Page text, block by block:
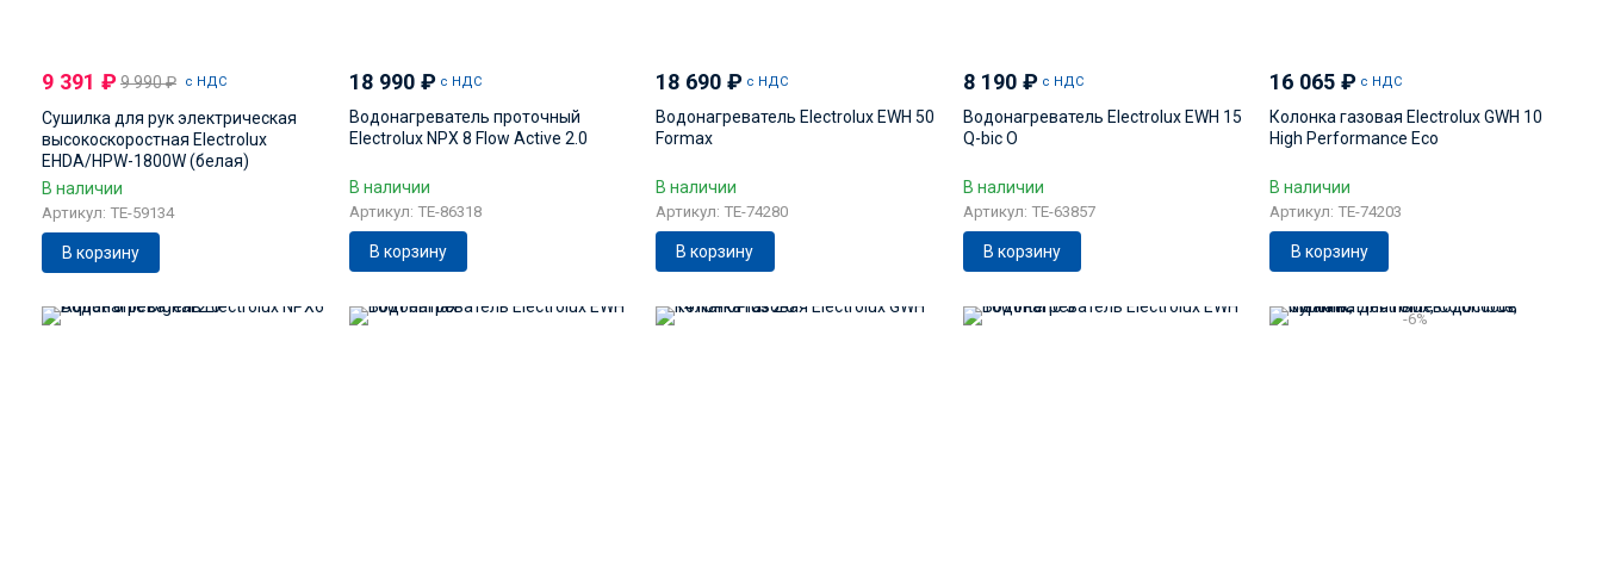
9 391 ₽9 990₽ с НДС
Сушилка для рук электрическая
высокоскоростная Electrolux
EHDA/HPW-1800W (белая)
В наличии
Артикул: TE-59134
В корзину
18 990 ₽ с НДС
Водонагреватель проточный
Electrolux NPX 8 Flow Active 2.0
В наличии
Артикул: TE-86318
В корзину
18 690₽ с НДС
Водонагреватель Electrolux EWH 50
Formax
В наличии
Артикул: TE-74280
В корзину
8 190 ₽ с НДС
Водонагреватель Electrolux EWH 15
Q-bic O
В наличии
Артикул: TE-63857
В корзину
16 065₽ с НДС
Колонка газовая Electrolux GWH 10
High Performance Eco
В наличии
Артикул: TE-74203
В корзину
-6%